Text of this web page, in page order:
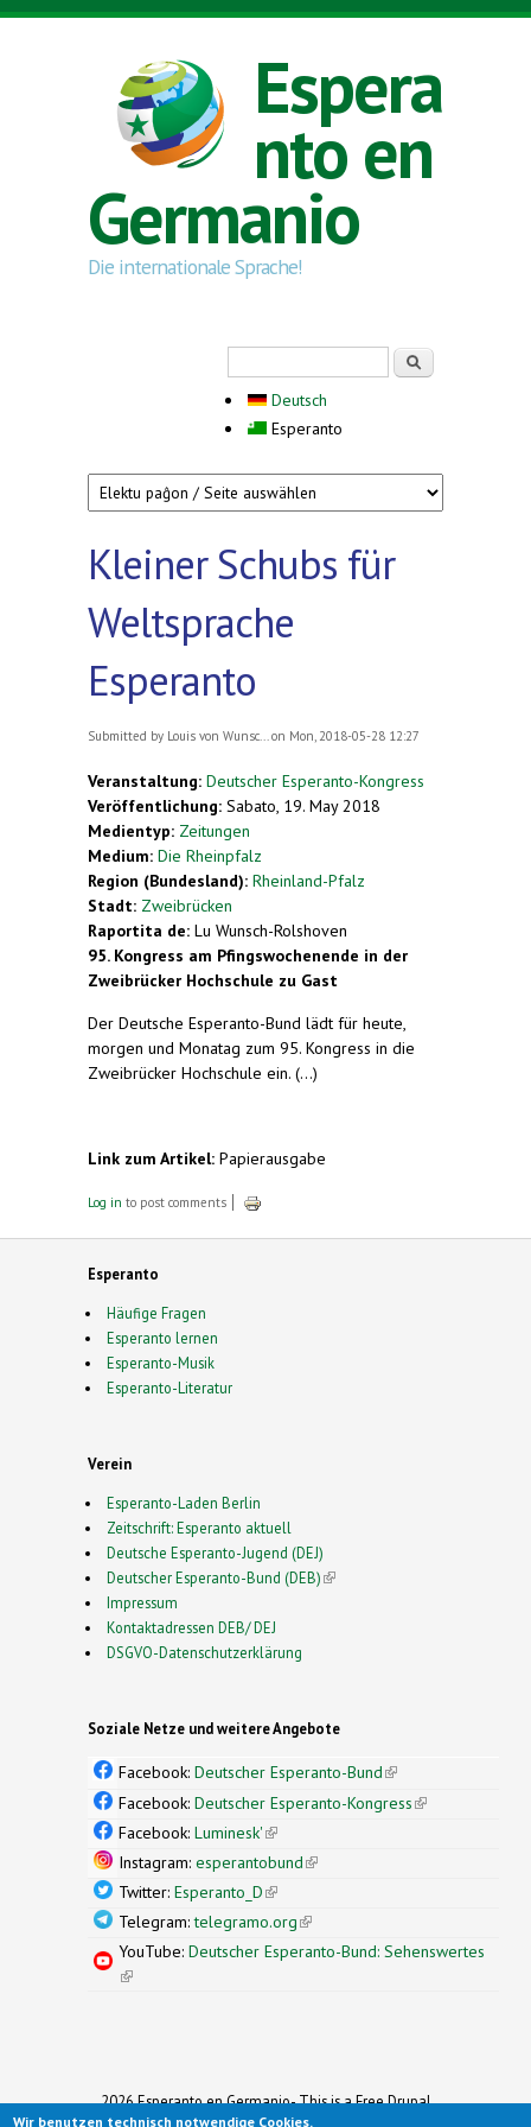
Skip to main content
Espera
nto en
Germanio
Die internationale Sprache!
Deutsch
Esperanto
Kleiner Schubs für
Weltsprache
Esperanto
Submitted by Louis von Wunsc... on Mon, 2018-05-28 12:27
Veranstaltung: Deutscher Esperanto-Kongress
Veröffentlichung: Sabato, 19. May 2018
Medientyp: Zeitungen
Medium: Die Rheinpfalz
Region (Bundesland): Rheinland-Pfalz
Stadt: Zweibrücken
Raportita de: Lu Wunsch-Rolshoven
95. Kongress am Pfingswochenende in der
Zweibrücker Hochschule zu Gast
Der Deutsche Esperanto-Bund lädt für heute,
morgen und Monatag zum 95. Kongress in die
Zweibrücker Hochschule ein. (...)
Link zum Artikel: Papierausgabe
Log in to post comments
Esperanto
Häufige Fragen
Esperanto lernen
Esperanto-Musik
Esperanto-Literatur
Verein
Esperanto-Laden Berlin
Zeitschrift: Esperanto aktuell
Deutsche Esperanto-Jugend (DEJ)
Deutscher Esperanto-Bund (DEB)(link is external)
Impressum
Kontaktadressen DEB/ DEJ
DSGVO-Datenschutzerklärung
Soziale Netze und weitere Angebote
Facebook: Deutscher Esperanto-Bund(link is
external)
Facebook: Deutscher Esperanto-Kongress(link is
Facebook: Luminesk'(link is external)
Instagram: esperantobund(link is external)
Twitter: Esperanto_D(link is external)
Telegram:telegramo.org(link is external)
YouTube: Deutscher Esperanto-Bund: Sehenswertes
(link is external)
2026 Esperanto en Germanio- This is a Free Drupal
Theme
Wir benutzen technisch notwendige Cookies.